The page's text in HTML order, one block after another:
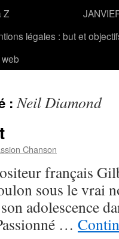
Z
légales : but et
:Neil Diamond
Chanson
français
sous le vrai
adolescence
…